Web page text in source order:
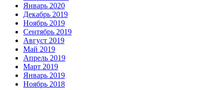
Январь 2020
Декабрь 2019
Ноябрь 2019
Сентябрь 2019
Август 2019
Май 2019
Апрель 2019
Март 2019
Январь 2019
Ноябрь 2018